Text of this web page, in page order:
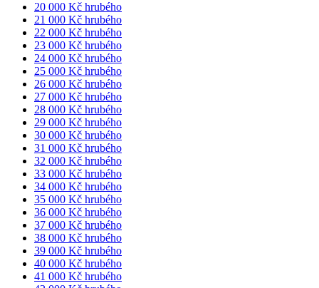
20 000 Kč hrubého
21 000 Kč hrubého
22 000 Kč hrubého
23 000 Kč hrubého
24 000 Kč hrubého
25 000 Kč hrubého
26 000 Kč hrubého
27 000 Kč hrubého
28 000 Kč hrubého
29 000 Kč hrubého
30 000 Kč hrubého
31 000 Kč hrubého
32 000 Kč hrubého
33 000 Kč hrubého
34 000 Kč hrubého
35 000 Kč hrubého
36 000 Kč hrubého
37 000 Kč hrubého
38 000 Kč hrubého
39 000 Kč hrubého
40 000 Kč hrubého
41 000 Kč hrubého